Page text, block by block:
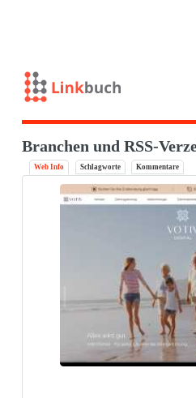
Branchen und RSS-
Web Info Schlagworte Kommentare